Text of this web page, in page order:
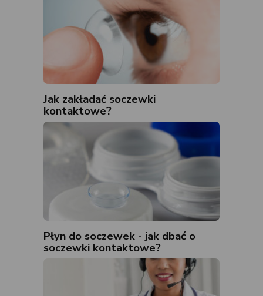
Jak zakładać soczewki
kontaktowe?
Płyn do soczewek - jak dbać o
soczewki kontaktowe?